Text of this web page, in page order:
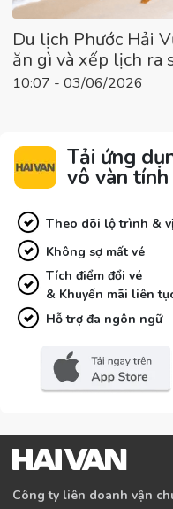
Du lịch Phước Hải
ăn gì và xếp lịch ra
10:07 - 03/06/2026
Tải ứng
vô vàn
Theo dõi lộ trình &
Không sợ mất vé
Tích điểm đổi vé
& Khuyến mãi liên
Hỗ trợ đa ngôn ngữ
Công ty liên doanh vận